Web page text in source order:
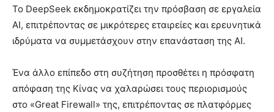
Το DeepSeek εκδημοκρατίζει την πρόσβαση σε εργαλεία
ΑΙ, επιτρέποντας σε μικρότερες εταιρείες και ερευνητικά
ιδρύματα να συμμετάσχουν στην επανάσταση της ΑΙ.
Ένα άλλο επίπεδο στη συζήτηση προσθέτει η πρόσφατη
απόφαση της Κίνας να χαλαρώσει τους περιορισμούς
στο «Great Firewall» της, επιτρέποντας σε πλατφόρμες